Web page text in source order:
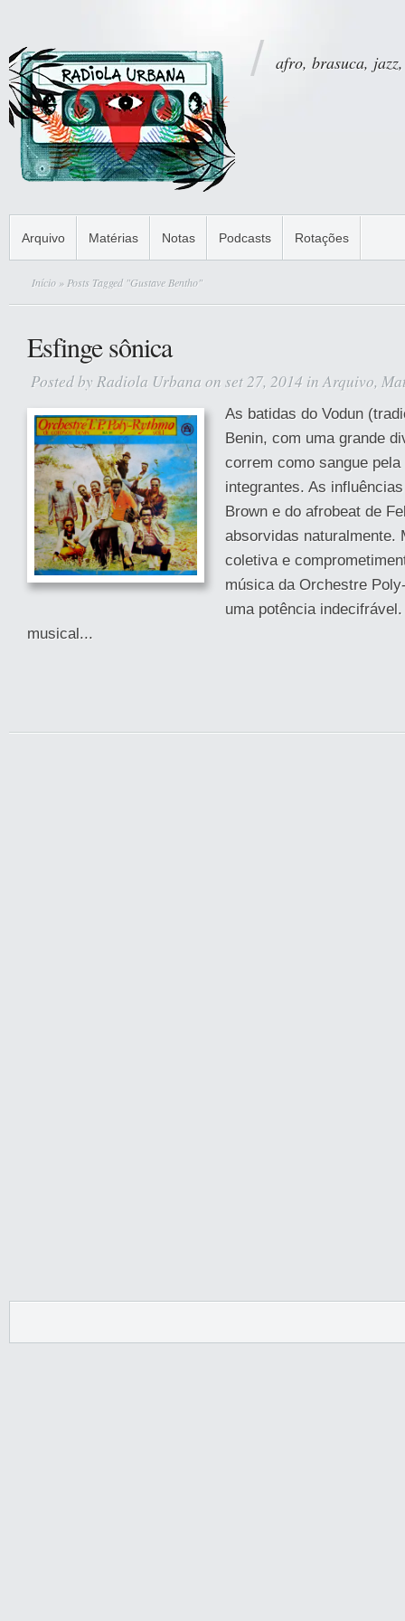
afro, brasuca,
Arquivo Matérias Notas Podcasts Rotações
Início » Posts Tagged "Gustave Bentho"
Esfinge sônica
Posted by Radiola Urbana on set 27, 2014 inArquivo,
As batidas do Vodun
Benin, com uma grande
correm como sangue
integrantes. As
Brown e do afrobeat de
absorvidas naturalmente.
coletiva e
música da Orchestre
uma potência
musical...